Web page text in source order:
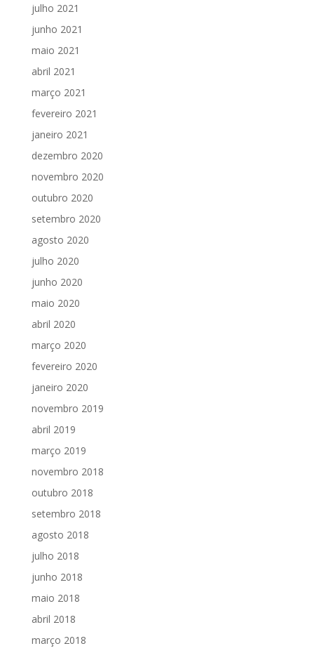
julho 2021
junho 2021
maio 2021
abril 2021
março 2021
fevereiro 2021
janeiro 2021
dezembro 2020
novembro 2020
outubro 2020
setembro 2020
agosto 2020
julho 2020
junho 2020
maio 2020
abril 2020
março 2020
fevereiro 2020
janeiro 2020
novembro 2019
abril 2019
março 2019
novembro 2018
outubro 2018
setembro 2018
agosto 2018
julho 2018
junho 2018
maio 2018
abril 2018
março 2018